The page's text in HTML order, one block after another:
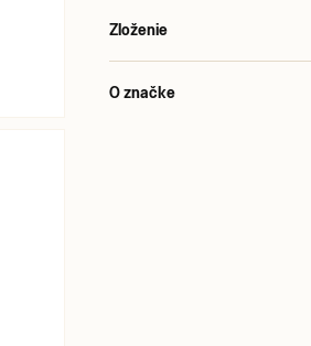
Zloženie
O značke